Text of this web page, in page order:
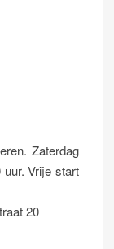
Zaterdag
Vrije start
20